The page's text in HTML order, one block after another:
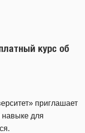
курс об
приглашает
навыке для